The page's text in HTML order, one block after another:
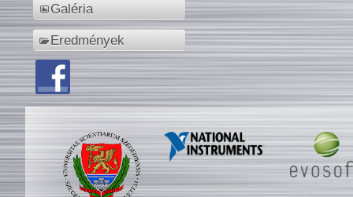
Galéria
Eredmények